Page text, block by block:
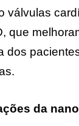
válvulas
que
dos
da